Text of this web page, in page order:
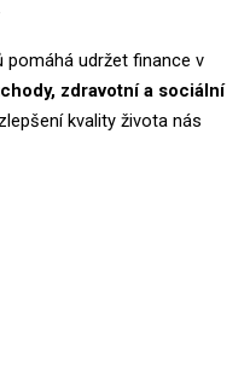
pomáhá udržet finance v
zdravotní a sociální
kvality života nás